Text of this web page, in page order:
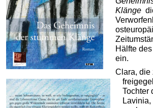
Klänge
Hälfte
ein.
Clara, die
Tochter